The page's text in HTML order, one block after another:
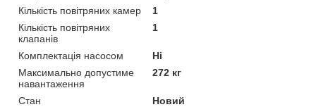
Кількість повітряних камер
1
Кількість повітряних
клапанів
1
Комплектація насосом
Ні
Максимально допустиме
навантаження
272 кг
Стан
Новий